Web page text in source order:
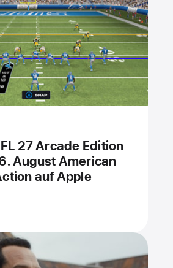
27 Arcade Edition
August American
auf Apple